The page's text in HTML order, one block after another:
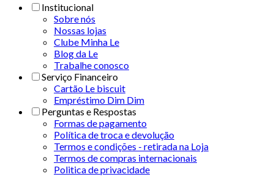
Institucional
Sobre nós
Nossas lojas
Clube Minha Le
Blog da Le
Trabalhe conosco
Serviço Financeiro
Cartão Le biscuit
Empréstimo Dim Dim
Perguntas e Respostas
Formas de pagamento
Política de troca e devolução
Termos e condições - retirada na Loja
Termos de compras internacionais
Politica de privacidade